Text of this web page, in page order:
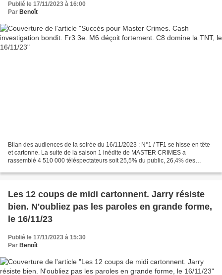
Publié le 17/11/2023 à 16:00
Par Benoît
Bilan des audiences de la soirée du 16/11/2023 : N°1 / TF1 se hisse en tête
et cartonne. La suite de la saison 1 inédite de MASTER CRIMES a
rassemblé 4 510 000 téléspectateurs soit 25,5% du public, 26,4% des
Les 12 coups de midi cartonnent. Jarry résiste
bien. N'oubliez pas les paroles en grande forme,
le 16/11/23
Publié le 17/11/2023 à 15:30
Par Benoît